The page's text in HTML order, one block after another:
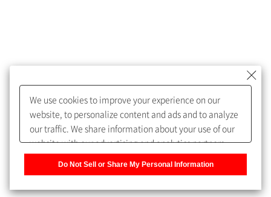
めします。
My SHIMADZU for Analyticalへ登録いただくと、技術情報や
取扱説明書・Webinarなどの閲覧ができます。
うになります。
We use cookies to improve your experience on our
website, to personalize content and ads and to analyze
our traffic. We share information about your use of our
website with our advertising and analytics partners,
Do Not Sell or Share My Personal Information